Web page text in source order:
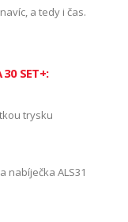
a tedy i čas.
SET+:
trysku
nabíječka ALS31